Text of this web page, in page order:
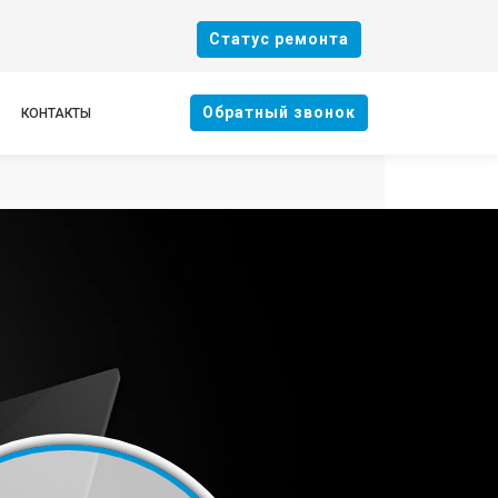
Cтатус ремонта
КОНТАКТЫ Oбратный звонок